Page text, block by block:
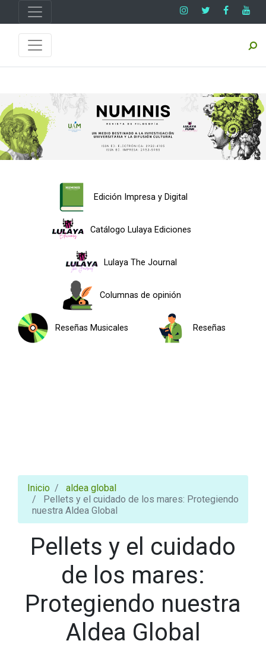
Edición Impresa y Digital
Catálogo Lulaya Ediciones
Lulaya The Journal
Columnas de opinión
Reseñas Musicales Reseñas
Inicio
aldea global
Pellets y el cuidado de los mares: Protegiendo
nuestra Aldea Global
Pellets y el cuidado
de los mares:
Protegiendo nuestra
Aldea Global